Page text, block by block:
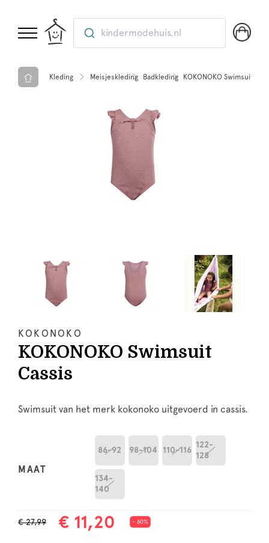
kindermodehuis.nl
Kleding Meisjeskleding Badkleding KOKONOKO Swimsuit
KOKONOKO
KOKONOKO Swimsuit
Cassis
Swimsuit van het merk kokonoko uitgevoerd in cassis.
MAAT
86-92 98-104 110-116
122-
128
134-
140
€ 27,99 € 11,20 - 60%